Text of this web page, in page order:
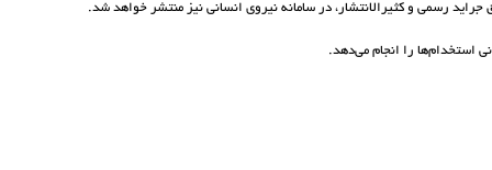
رسمی و کثیرالانتشار، در سامانه نیروی انسانی نیز منتشر خواهد شد.
استخدام‌ها را انجام می‌دهد.